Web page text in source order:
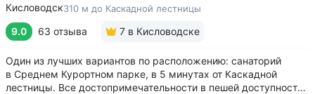
Кисловодск310 м до Каскадной лестницы
9.0 63 отзыва 7 в Кисловодске
Один из лучших вариантов по расположению: санаторий
в Среднем Курортном парке, в 5 минутах от Каскадной
лестницы. Все достопримечательности в пешей доступности